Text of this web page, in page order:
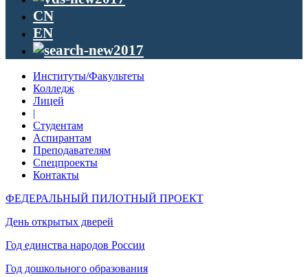
CN
EN
Институты/Факультеты
Колледж
Лицей
|
Студентам
Аспирантам
Преподавателям
Спецпроекты
Контакты
ФЕДЕРАЛЬНЫЙ ПИЛОТНЫЙ ПРОЕКТ
День открытых дверей
Год единства народов России
Год дошкольного образования